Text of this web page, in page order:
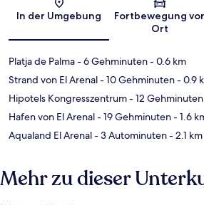
Karte
In der Umgebung
Fortbewegung vor
Ort
Platja de Palma- 6 Gehminuten- 0.6 km
Strand von El Arenal- 10 Gehminuten- 0.9
Hipotels Kongresszentrum- 12 Gehminuten
Hafen von El Arenal- 19 Gehminuten- 1.6
Aqualand El Arenal- 3 Autominuten- 2.1 km
Mehr zu dieser